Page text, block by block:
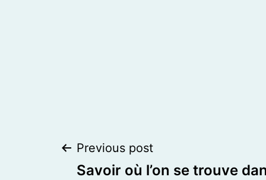
Post
Previous post
Savoir où l’on se trouve